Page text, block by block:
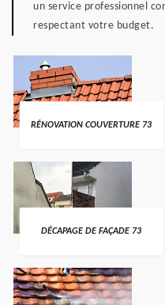
un service professionnel
respectant votre budget.
RÉNOVATION COUVERTURE 73
DÉCAPAGE DE FAÇADE 73